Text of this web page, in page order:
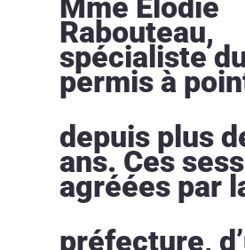
Mme Elodie
Rabouteau,
spécialiste
permis à
depuis plus
ans. Ces
agréées par
préfecture,